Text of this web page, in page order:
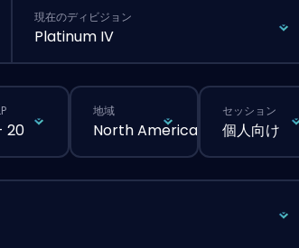
現在のディビジョン
Platinum IV
20
地域
North America
セッション
個人向け